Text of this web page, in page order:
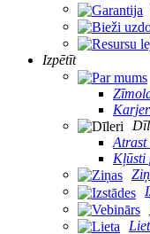
Izpētīt
Atrast
Kļūsti